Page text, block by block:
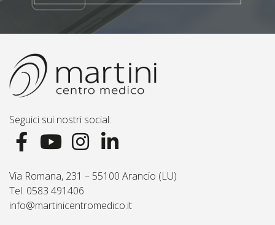
Seguici sui nostri social:
Via Romana, 231 – 55100 Arancio (LU)
Tel. 0583 491406
info@martinicentromedico.it